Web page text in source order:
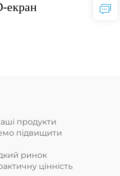
екран
продукти
підвищити
ринок
цінність